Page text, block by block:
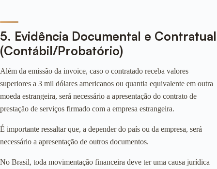
5. Evidência Documental e Contratual
(Contábil/Probatório)
Além da emissão da invoice, caso o contratado receba valores
superiores a 3 mil dólares americanos ou quantia equivalente em outra
moeda estrangeira, será necessário a apresentação do contrato de
prestação de serviços firmado com a empresa estrangeira.
É importante ressaltar que, a depender do país ou da empresa, será
necessário a apresentação de outros documentos.
No Brasil, toda movimentação financeira deve ter uma causa jurídica